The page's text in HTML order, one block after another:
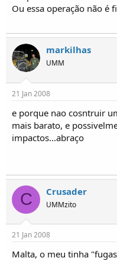
Ou essa operação não é
markilhas
UMM
21 Jan 2008
e porque nao cosntruir
mais barato, e
impactos...abraço
C Crusader
UMMzito
21 Jan 2008
Malta, o meu tinha